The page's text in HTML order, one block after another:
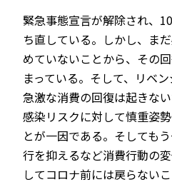
緊急事態宣言が解除され、
ち直している。しかし、ま
めていないことから、その
まっている。そして、リベ
急激な消費の回復は起きな
感染リスクに対して慎重姿
とが一因である。そしても
行を抑えるなど消費行動の
してコロナ前には戻らない